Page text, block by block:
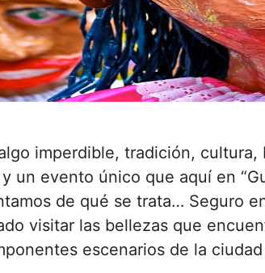
imperdible, tradición, cultura,
un evento único que aquí en
de qué se trata… Seguro
visitar las bellezas que
escenarios de la